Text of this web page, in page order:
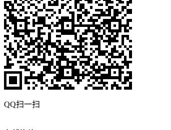
QQ扫一扫